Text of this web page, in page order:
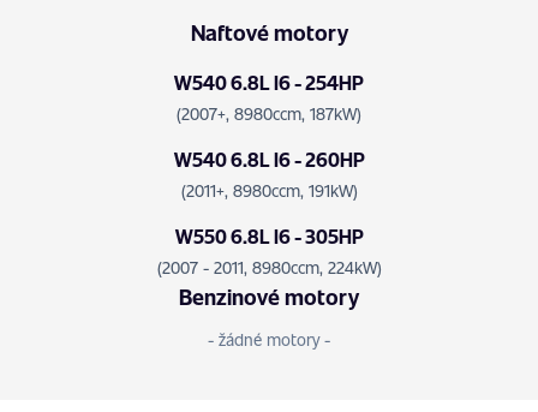
Naftové motory
W540 6.8L I6 - 254HP
(2007+, 8980ccm, 187kW)
W540 6.8L I6 - 260HP
(2011+, 8980ccm, 191kW)
W550 6.8L I6 - 305HP
(2007 - 2011, 8980ccm, 224kW)
Benzinové motory
- žádné motory -